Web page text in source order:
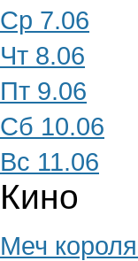
Ср 7.06
Чт 8.06
Пт 9.06
Сб 10.06
Вс 11.06
Кино
Меч